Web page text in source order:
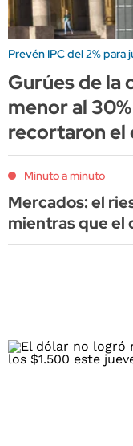
Prevén IPC del 2% para
Gurúes de la
menor al
recortaron el
Minuto a minuto
Mercados: el
mientras que el